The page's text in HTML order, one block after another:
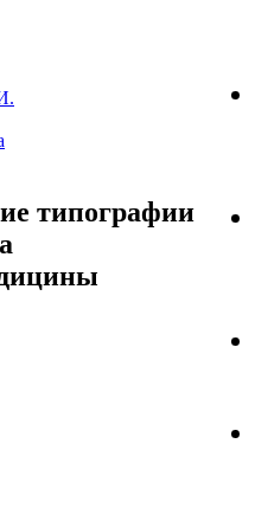
типографии